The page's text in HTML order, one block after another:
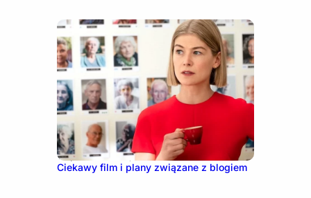
13 października, 2021
Ciekawy film i plany związane z blogiem